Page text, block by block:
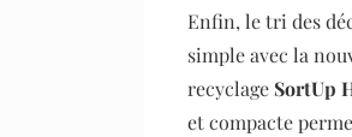
Enfin, le tri des
simple avec la
recyclage SortUp
et compacte